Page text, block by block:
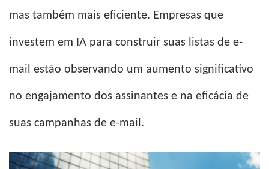
mas também mais eficiente. Empresas que
investem em IA para construir suas listas de e-
mail estão observando um aumento significativo
no engajamento dos assinantes e na eficácia de
suas campanhas de e-mail.